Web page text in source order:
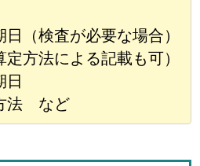
日（検査が必要な場合）
定方法による記載も可）
日
法 など